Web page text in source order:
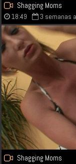
Shagging Moms
18:49 3 semanas
Shagging Moms